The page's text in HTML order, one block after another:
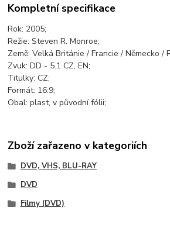
Kompletní specifikace
Rok: 2005;
Režie: Steven R. Monroe;
Země: Velká Británie / Francie / Německo /
Zvuk: DD - 5.1 CZ, EN;
Titulky: CZ;
Formát: 16:9;
Obal: plast, v původní fólii;
Zboží zařazeno v kategoriích
DVD, VHS, BLU-RAY
DVD
Filmy (DVD)